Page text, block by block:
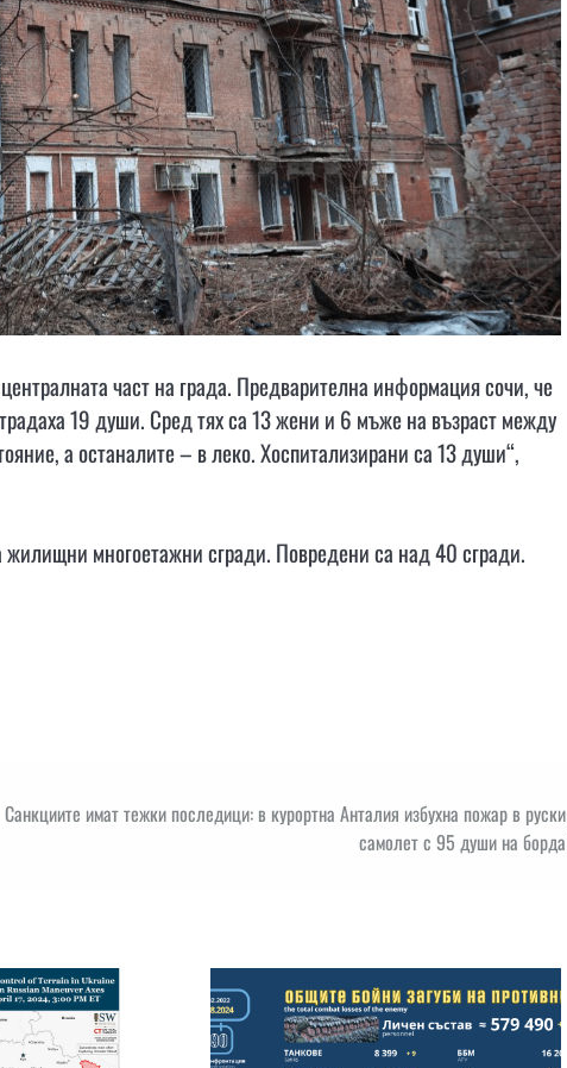
част на града. Предварителна информация сочи, че
19 души. Сред тях са 13 жени и 6 мъже на възраст между
а останалите – в леко. Хоспитализирани са 13 души“,
многоетажни сгради. Повредени са над 40 сгради.
Санкциите имат тежки последици: в курортна Анталия избухна пожар в руски
самолет с 95 души на борда